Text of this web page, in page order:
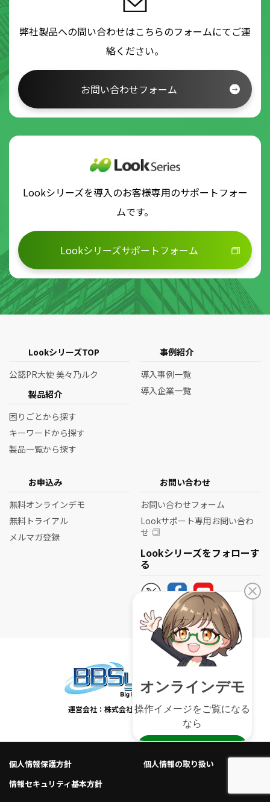
弊社製品への問い合わせはこちらのフォームにてご連
絡ください。
お問い合わせフォーム
Lookシリーズを導入のお客様専用のサポートフォー
ムです。
Lookシリーズサポートフォーム
LookシリーズTOP
公認PR大使 美々乃ルク
製品紹介
困りごとから探す
キーワードから探す
製品一覧から探す
事例紹介
導入事例一覧
導入企業一覧
お申込み
無料オンラインデモ
無料トライアル
メルマガ登録
お問い合わせ
お問い合わせフォーム
Lookサポート専用お問い合わ
せ
Lookシリーズをフォローす
る
運営会社：株式会社ビービーシステム
個人情報保護方針
個人情報の取り扱い
情報セキュリティ基本方針